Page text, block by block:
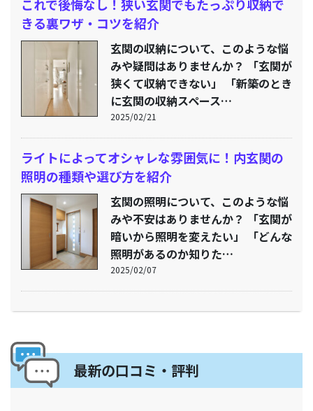
これで後悔なし！狭い玄関でもたっぷり収納で
きる裏ワザ・コツを紹介
玄関の収納について、このような悩
みや疑問はありませんか？ 「玄関が
狭くて収納できない」 「新築のとき
に玄関の収納スペース…
2025/02/21
ライトによってオシャレな雰囲気に！内玄関の
照明の種類や選び方を紹介
玄関の照明について、このような悩
みや不安はありませんか？ 「玄関が
暗いから照明を変えたい」 「どんな
照明があるのか知りた…
2025/02/07
最新の口コミ・評判